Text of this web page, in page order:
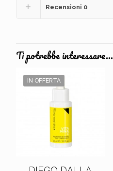
Recensioni 0
Ti potrebbe interessare…
IN OFFERTA